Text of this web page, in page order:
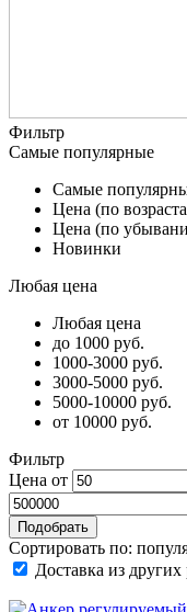
Фильтр
Самые популярные
Самые
Цена (по
Цена (по
Новинки
Любая цена
Любая цена
до 1000 руб.
1000-3000 руб.
3000-5000 руб.
5000-10000 руб.
от 10000 руб.
Фильтр
Цена от
Сортировать по:
Доставка из других